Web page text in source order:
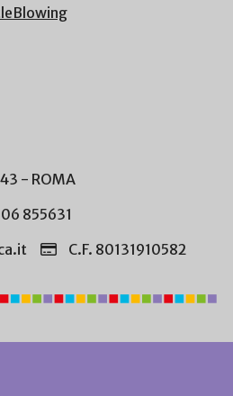
- ROMA
855631
C.F. 80131910582